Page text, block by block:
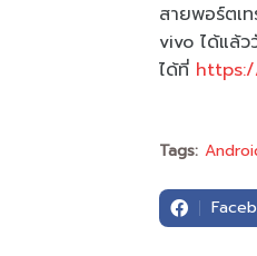
สายพอร์ตเ
vivo ได้แล้
ได้ที่
Tags: